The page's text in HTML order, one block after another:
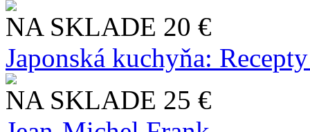
NA SKLADE 20 €
Japonská kuchyňa:
NA SKLADE 25 €